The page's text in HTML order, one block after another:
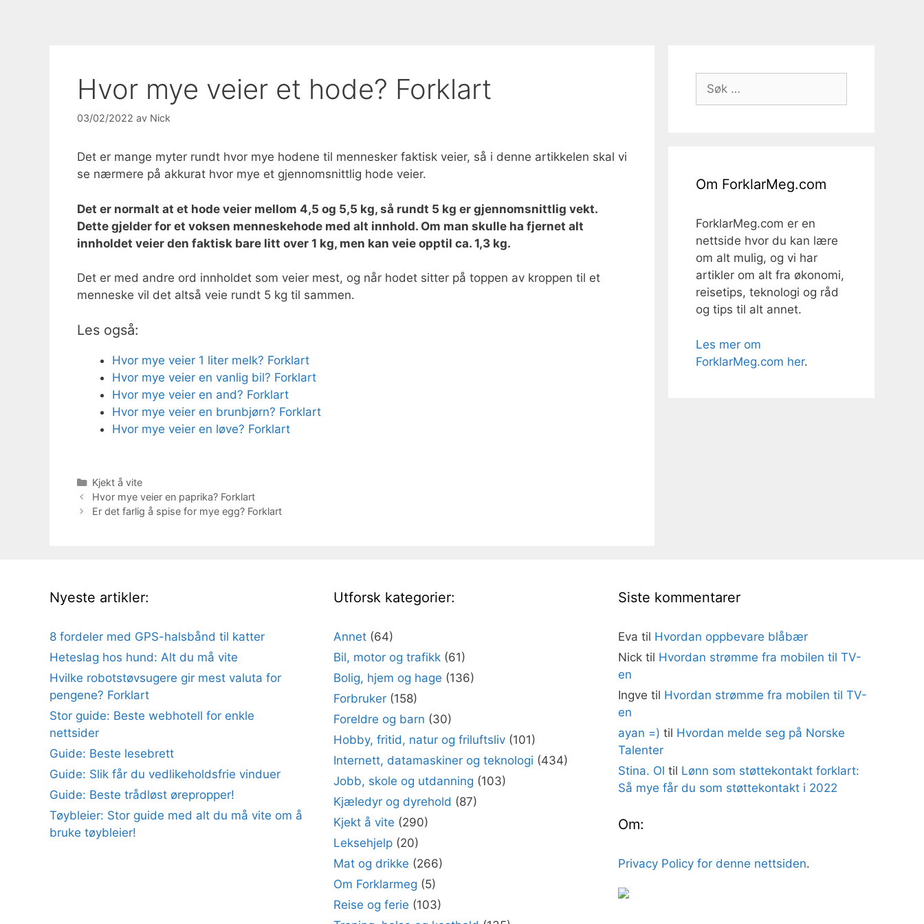
Hvor mye veier et hode? Forklart
03/02/2022 av Nick
Det er mange myter rundt hvor mye hodene til mennesker faktisk veier, så i denne artikkelen skal vi
se nærmere på akkurat hvor mye et gjennomsnittlig hode veier.
Det er normalt at et hode veier mellom 4,5 og 5,5 kg, så rundt 5 kg er gjennomsnittlig vekt.
Dette gjelder for et voksen menneskehode med alt innhold. Om man skulle ha fjernet alt
innholdet veier den faktisk bare litt over 1 kg, men kan veie opptil ca. 1,3 kg.
Det er med andre ord innholdet som veier mest, og når hodet sitter på toppen av kroppen til et
menneske vil det altså veie rundt 5 kg til sammen.
Les også:
Hvor mye veier 1 liter melk? Forklart
Hvor mye veier en vanlig bil? Forklart
Hvor mye veier en and? Forklart
Hvor mye veier en brunbjørn? Forklart
Hvor mye veier en løve? Forklart
Kategorier
Kjekt å vite
Hvor mye veier en paprika? Forklart
Er det farlig å spise for mye egg? Forklart
Søk
etter:
Om ForklarMeg.com
ForklarMeg.com er en
nettside hvor du kan lære
om alt mulig, og vi har
artikler om alt fra økonomi,
reisetips, teknologi og råd
og tips til alt annet.
Les mer om
ForklarMeg.com her.
Nyeste artikler:
8 fordeler med GPS-halsbånd til katter
Heteslag hos hund: Alt du må vite
Hvilke robotstøvsugere gir mest valuta for
pengene? Forklart
Stor guide: Beste webhotell for enkle
nettsider
Guide: Beste lesebrett
Guide: Slik får du vedlikeholdsfrie vinduer
Guide: Beste trådløst ørepropper!
Tøybleier: Stor guide med alt du må vite om å
bruke tøybleier!
Utforsk kategorier:
Annet (64)
Bil, motor og trafikk (61)
Bolig, hjem og hage (136)
Forbruker (158)
Foreldre og barn (30)
Hobby, fritid, natur og friluftsliv (101)
Internett, datamaskiner og teknologi (434)
Jobb, skole og utdanning (103)
Kjæledyr og dyrehold (87)
Kjekt å vite (290)
Leksehjelp (20)
Mat og drikke (266)
Om Forklarmeg (5)
Reise og ferie (103)
Siste kommentarer
Eva til Hvordan oppbevare blåbær
Nicktil Hvordan strømme fra mobilen til TV-
en
Ingve til Hvordan strømme fra mobilen til TV-
en
ayan =) til Hvordan melde seg på Norske
Talenter
Stina. Ol til Lønn som støttekontakt forklart:
Så mye får du som støttekontakt i 2022
Om:
Privacy Policy for denne nettsiden.